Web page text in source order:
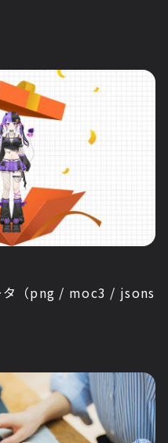
タ（png / moc3 / jsons